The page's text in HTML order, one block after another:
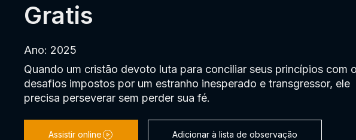
Gratis
Ano: 2025
Quando um cristão devoto luta para conciliar seus princípios com
desafios impostos por um estranho inesperado e transgressor, ele
precisa perseverar sem perder sua fé.
Assistir online Adicionar à lista de observação